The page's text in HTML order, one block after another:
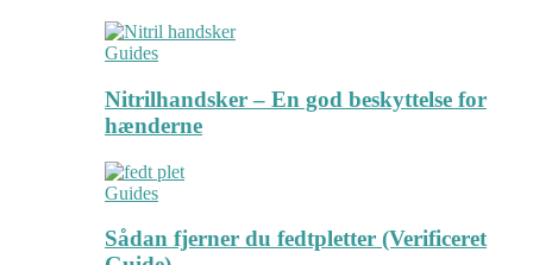
Guides
Nitrilhandsker – En god beskyttelse for
hænderne
Guides
Sådan fjerner du fedtpletter (Verificeret